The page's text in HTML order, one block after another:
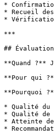
*
* Recueil
*
***
##
**Quand ?**
**Pour qui
**Pourquoi
* Qualité du
* Qualité de
* Atteinte
*